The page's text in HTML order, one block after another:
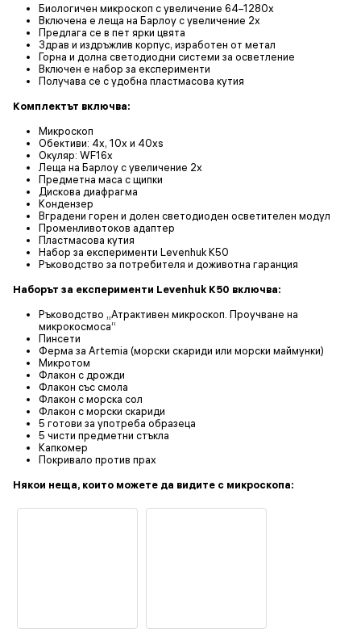
Биологичен микроскоп с увеличение 64–1280x
Включена е леща на Барлоу с увеличение 2х
Предлага се в пет ярки цвята
Здрав и издръжлив корпус, изработен от метал
Горна и долна светодиодни системи за осветление
Включен е набор за експерименти
Получава се с удобна пластмасова кутия
Комплектът включва:
Микроскоп
Обективи: 4x, 10x и 40xs
Окуляр: WF16x
Леща на Барлоу с увеличение 2x
Предметна маса с щипки
Дискова диафрагма
Кондензер
Вградени горен и долен светодиоден осветителен модул
Променливотоков адаптер
Пластмасова кутия
Набор за експерименти Levenhuk K50
Ръководство за потребителя и доживотна гаранция
Наборът за експерименти Levenhuk K50 включва:
Ръководство „Атрактивен микроскоп. Проучване на
микрокосмоса“
Пинсети
Ферма за Artemia (морски скариди или морски маймунки)
Микротом
Флакон с дрожди
Флакон със смола
Флакон с морска сол
Флакон с морски скариди
5 готови за употреба образеца
5 чисти предметни стъкла
Капкомер
Покривало против прах
Някои неща, които можете да видите с микроскопа: